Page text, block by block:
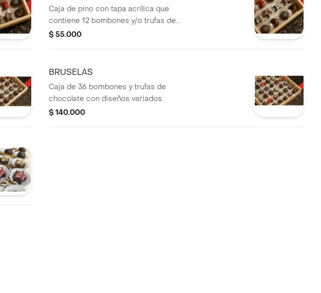
Caja de pino con tapa acrílica que
contiene 12 bombones y/o trufas de
diferentes formas y decoraciones.
$ 55.000
BRUSELAS
Caja de 36 bombones y trufas de
chocolate con diseños variados.
$ 140.000